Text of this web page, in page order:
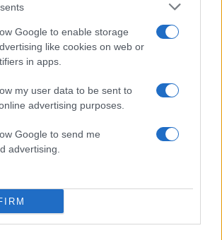
Google to enable storage
like cookies on web or
in apps.
my user data to be sent to
advertising purposes.
Google to send me
advertising.